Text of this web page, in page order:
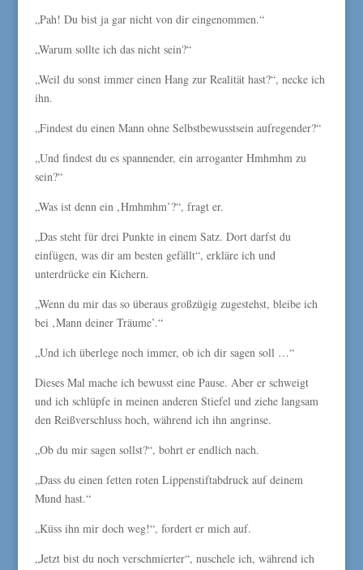
„Pah! Du bist ja gar nicht von dir eingenommen.“
„Warum sollte ich das nicht sein?“
„Weil du sonst immer einen Hang zur Realität hast?“, necke ich
ihn.
„Findest du einen Mann ohne Selbstbewusstsein aufregender?“
„Und findest du es spannender, ein arroganter Hmhmhm zu
sein?“
„Was ist denn ein ‚Hmhmhm’?“, fragt er.
„Das steht für drei Punkte in einem Satz. Dort darfst du
einfügen, was dir am besten gefällt“, erkläre ich und
unterdrücke ein Kichern.
„Wenn du mir das so überaus großzügig zugestehst, bleibe ich
bei ‚Mann deiner Träume’.“
„Und ich überlege noch immer, ob ich dir sagen soll …“
Dieses Mal mache ich bewusst eine Pause. Aber er schweigt
und ich schlüpfe in meinen anderen Stiefel und ziehe langsam
den Reißverschluss hoch, während ich ihn angrinse.
„Ob du mir sagen sollst?“, bohrt er endlich nach.
„Dass du einen fetten roten Lippenstiftabdruck auf deinem
Mund hast.“
„Küss ihn mir doch weg!“, fordert er mich auf.
„Jetzt bist du noch verschmierter“, nuschele ich, während ich